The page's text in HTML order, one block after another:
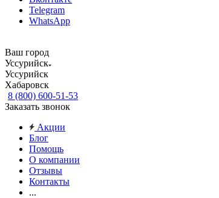
Telegram
WhatsApp
Ваш город
Уссурийск
Уссурийск
Хабаровск
8 (800) 600-51-53
Заказать звонок
Акции
Блог
Помощь
О компании
Отзывы
Контакты
...